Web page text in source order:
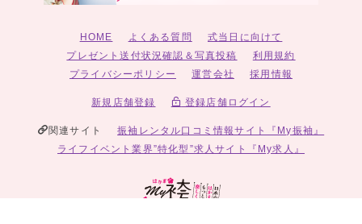
HOME よくある質問
式当日に向けて
プレゼント送付状況確認＆写真投稿
利用規約
プライバシーポリシー
運営会社 採用情報
新規店舗登録 登録店舗ログイン
関連サイト
振袖レンタル口コミ情報サイト『My振袖』
ライフイベント業界”特化型”求人サイト『My求人』